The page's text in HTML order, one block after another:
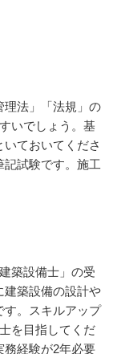
理法」「法規」の
いでしょう。基
ておいてくださ
記試験です。施工
築設備士」の受
建築設備の設計や
す。スキルアップ
を目指してくだ
務経験が2年必要